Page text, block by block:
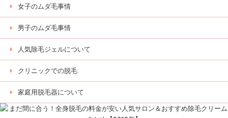
女子のムダ毛事情
男子のムダ毛事情
人気除毛ジェルについて
クリニックでの脱毛
家庭用脱毛器について